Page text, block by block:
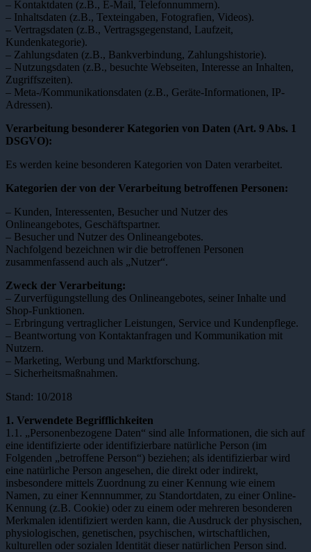
– Kontaktdaten (z.B., E-Mail, Telefonnummern).
– Inhaltsdaten (z.B., Texteingaben, Fotografien, Videos).
– Vertragsdaten (z.B., Vertragsgegenstand, Laufzeit,
Kundenkategorie).
– Zahlungsdaten (z.B., Bankverbindung, Zahlungshistorie).
– Nutzungsdaten (z.B., besuchte Webseiten, Interesse an Inhalten,
Zugriffszeiten).
– Meta-/Kommunikationsdaten (z.B., Geräte-Informationen, IP-
Adressen).
Verarbeitung besonderer Kategorien von Daten (Art. 9 Abs. 1
DSGVO):
Es werden keine besonderen Kategorien von Daten verarbeitet.
Kategorien der von der Verarbeitung betroffenen Personen:
– Kunden, Interessenten, Besucher und Nutzer des
Onlineangebotes, Geschäftspartner.
– Besucher und Nutzer des Onlineangebotes.
Nachfolgend bezeichnen wir die betroffenen Personen
zusammenfassend auch als „Nutzer“.
Zweck der Verarbeitung:
– Zurverfügungstellung des Onlineangebotes, seiner Inhalte und
Shop-Funktionen.
– Erbringung vertraglicher Leistungen, Service und Kundenpflege.
– Beantwortung von Kontaktanfragen und Kommunikation mit
Nutzern.
– Marketing, Werbung und Marktforschung.
– Sicherheitsmaßnahmen.
Stand: 10/2018
1. Verwendete Begrifflichkeiten
1.1. „Personenbezogene Daten“ sind alle Informationen, die sich auf
eine identifizierte oder identifizierbare natürliche Person (im
Folgenden „betroffene Person“) beziehen; als identifizierbar wird
eine natürliche Person angesehen, die direkt oder indirekt,
insbesondere mittels Zuordnung zu einer Kennung wie einem
Namen, zu einer Kennnummer, zu Standortdaten, zu einer Online-
Kennung (z.B. Cookie) oder zu einem oder mehreren besonderen
Merkmalen identifiziert werden kann, die Ausdruck der physischen,
physiologischen, genetischen, psychischen, wirtschaftlichen,
kulturellen oder sozialen Identität dieser natürlichen Person sind.